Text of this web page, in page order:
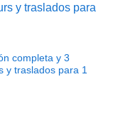
completa y 3
y traslados para 1